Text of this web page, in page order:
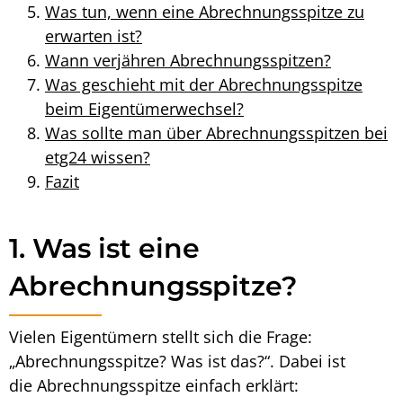
Was tun, wenn eine Abrechnungsspitze zu
erwarten ist?
Wann verjähren Abrechnungsspitzen?
Was geschieht mit der Abrechnungsspitze
beim Eigentümerwechsel?
Was sollte man über Abrechnungsspitzen bei
etg24 wissen?
Fazit
1. Was ist eine
Abrechnungsspitze?
Vielen Eigentümern stellt sich die Frage:
„Abrechnungsspitze? Was ist das?“. Dabei ist
die Abrechnungsspitze einfach erklärt: